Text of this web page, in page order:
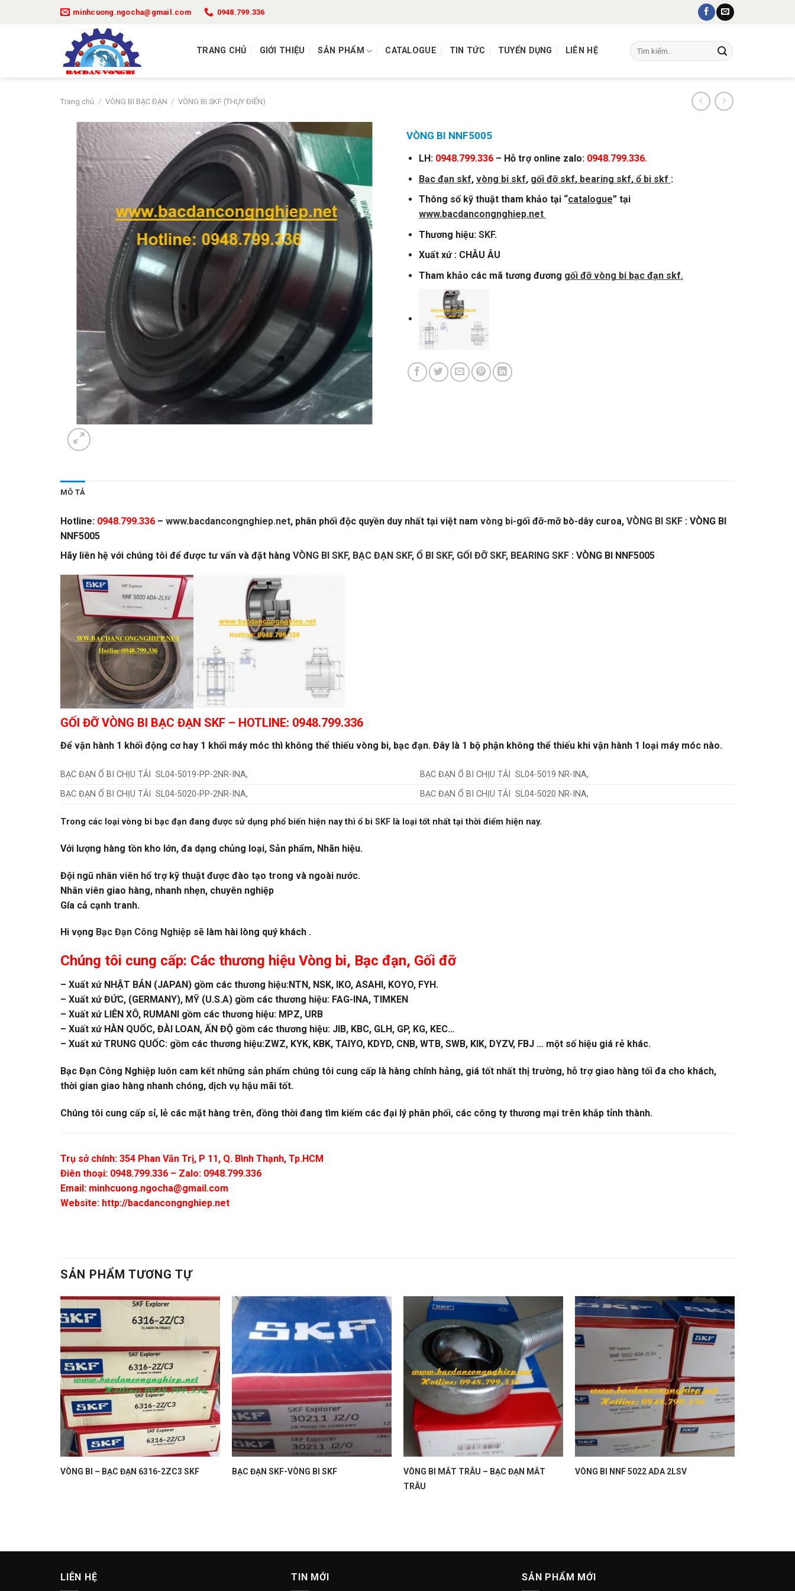
minhcuong.ngocha@gmail.com 0948.799.336
TRANG CHỦ GIỚI THIỆU SẢN PHẨM CATALOGUE TIN TỨC TUYỂN DỤNG LIÊN HỆ
Tìm
kiếm:
Trang chủ / VÒNG BI BẠC ĐẠN / VÒNG BI SKF (THỤY ĐIỂN)
VÒNG BI NNF5005
LH:0948.799.336 – Hỗ trợ online zalo: 0948.799.336.
Bạc đạn skf, vòng bi skf, gối đỡ skf, bearing skf, ổ bi skf :
Thông số kỹ thuật tham khảo tại “catalogue” tại
www.bacdancongnghiep.net
Thương hiệu: SKF.
Xuất xứ : CHÂU ÂU
Tham khảo các mã tương đương gối đỡ vòng bi bạc đạn skf.
MÔ TẢ
Hotline: 0948.799.336 – www.bacdancongnghiep.net, phân phối độc quyền duy nhất tại việt nam vòng bi-gối đỡ-mỡ bò-dây curoa, VÒNG BI SKF : VÒNG BI
NNF5005
Hãy liên hệ với chúng tôi để được tư vấn và đặt hàng VÒNG BI SKF, BẠC ĐẠN SKF, Ổ BI SKF, GỐI ĐỠ SKF, BEARING SKF : VÒNG BI NNF5005
GỐI ĐỠ VÒNG BI BẠC ĐẠN SKF – HOTLINE: 0948.799.336
Để vận hành 1 khối động cơ hay 1 khối máy móc thì không thể thiếu vòng bi, bạc đạn. Đây là 1 bộ phận không thể thiếu khi vận hành 1 loại máy móc nào.
BẠC ĐẠN Ổ BI CHỊU TẢI SL04-5019-PP-2NR-INA,
BẠC ĐẠN Ổ BI CHỊU TẢI SL04-5019 NR-INA,
BẠC ĐẠN Ổ BI CHỊU TẢI SL04-5020-PP-2NR-INA,
BẠC ĐẠN Ổ BI CHỊU TẢI SL04-5020 NR-INA,
Trong các loại vòng bi bạc đạn đang được sử dụng phổ biến hiện nay thì ổ bi SKF là loại tốt nhất tại thời điểm hiện nay.
Với lượng hàng tồn kho lớn, đa dạng chủng loại, Sản phẩm, Nhãn hiệu.
Đội ngũ nhân viên hổ trợ kỹ thuật được đào tạo trong và ngoài nước.
Nhân viên giao hàng, nhanh nhẹn, chuyên nghiệp
Gía cả cạnh tranh.
Hi vọng Bạc Đạn Công Nghiệp sẽ làm hài lòng quý khách .
Chúng tôi cung cấp: Các thương hiệu Vòng bi, Bạc đạn, Gối đỡ
– Xuất xứ NHẬT BẢN (JAPAN) gồm các thương hiệu:NTN, NSK, IKO, ASAHI, KOYO, FYH.
– Xuất xứ ĐỨC, (GERMANY), MỸ (U.S.A) gồm các thương hiệu: FAG-INA, TIMKEN
– Xuất xứ LIÊN XÔ, RUMANI gồm các thương hiệu: MPZ, URB
– Xuất xứ HÀN QUỐC, ĐÀI LOAN, ẤN ĐỘ gồm các thương hiệu: JIB, KBC, GLH, GP, KG, KEC…
– Xuất xứ TRUNG QUỐC: gồm các thương hiệu:ZWZ, KYK, KBK, TAIYO, KDYD, CNB, WTB, SWB, KIK, DYZV, FBJ … một số hiệu giá rẻ khác.
Bạc Đạn Công Nghiệp luôn cam kết những sản phẩm chúng tôi cung cấp là hàng chính hảng, giá tốt nhất thị trường, hỗ trợ giao hàng tối đa cho khách,
thời gian giao hàng nhanh chóng, dịch vụ hậu mãi tốt.
Chúng tôi cung cấp sỉ, lẻ các mặt hàng trên, đồng thời đang tìm kiếm các đại lý phân phối, các công ty thương mại trên khắp tỉnh thành.
Trụ sở chính: 354 Phan Văn Trị, P 11, Q. Bình Thạnh, Tp.HCM
Điên thoại: 0948.799.336 – Zalo: 0948.799.336
Email: minhcuong.ngocha@gmail.com
Website: http://bacdancongnghiep.net
SẢN PHẨM TƯƠNG TỰ
VÒNG BI – BẠC ĐẠN 6316-2ZC3 SKF BẠC ĐẠN SKF-VÒNG BI SKF
VÒNG BI MẮT TRÂU – BẠC ĐẠN MẮT
TRÂU
VÒNG BI NNF 5022 ADA 2LSV
LIÊN HỆ TIN MỚI SẢN PHẨM MỚI